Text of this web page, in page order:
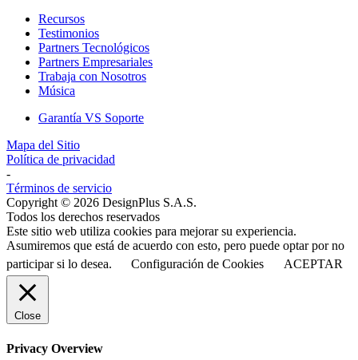
Recursos
Testimonios
Partners Tecnológicos
Partners Empresariales
Trabaja con Nosotros
Música
Garantía VS Soporte
Mapa del Sitio
Política de privacidad
-
Términos de servicio
Copyright © 2026 DesignPlus S.A.S.
Todos los derechos reservados
Este sitio web utiliza cookies para mejorar su experiencia.
Asumiremos que está de acuerdo con esto, pero puede optar por no
participar si lo desea.
Configuración de Cookies ACEPTAR
Close
Privacy Overview